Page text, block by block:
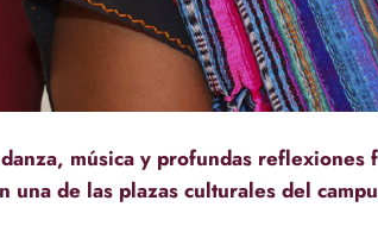
música y profundas
una de las plazas culturales del